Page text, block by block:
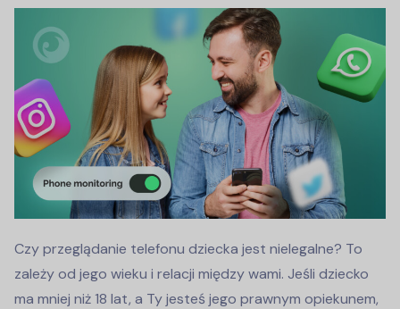
Czy przeglądanie telefonu dziecka jest nielegalne? To
zależy od jego wieku i relacji między wami. Jeśli dziecko
ma mniej niż 18 lat, a Ty jesteś jego prawnym opiekunem,